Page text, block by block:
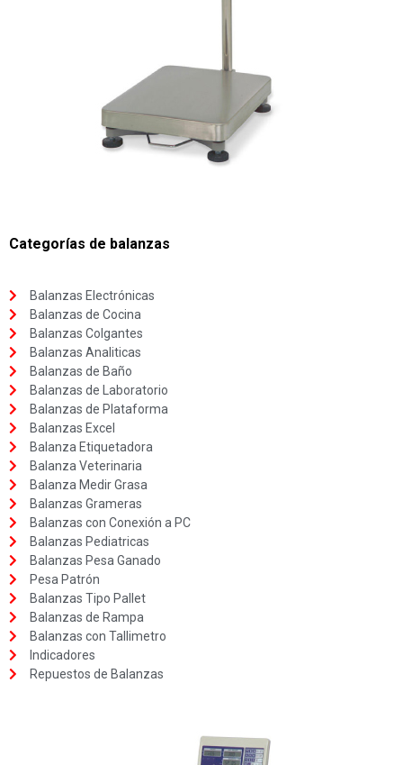
Categorías de balanzas
Balanzas Electrónicas
Balanzas de Cocina
Balanzas Colgantes
Balanzas Analiticas
Balanzas de Baño
Balanzas de Laboratorio
Balanzas de Plataforma
Balanzas Excel
Balanza Etiquetadora
Balanza Veterinaria
Balanza Medir Grasa
Balanzas Grameras
Balanzas con Conexión a PC
Balanzas Pediatricas
Balanzas Pesa Ganado
Pesa Patrón
Balanzas Tipo Pallet
Balanzas de Rampa
Balanzas con Tallimetro
Indicadores
Repuestos de Balanzas